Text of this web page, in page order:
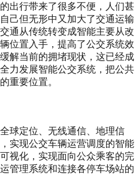
出行带来了很多不便，人们甚
己但无形中又加大了交通运输
通从传统转变成智能主要从改
位置入手，提高了公交系统效
解当前的拥堵现状，这已经成
力发展智能公交系统，把公共
重要位置。
定位、无线通信、地理信
实现公交车辆运营调度的智能
视化，实现面向公众乘客的完
管理系统和连接各停车场站的